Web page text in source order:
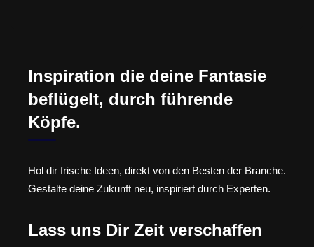
Inspiration die deine Fantasie
beflügelt, durch führende
Köpfe.
Hol dir frische Ideen, direkt von den Besten der Branche.
Gestalte deine Zukunft neu, inspiriert durch Experten.
Lass uns Dir Zeit verschaffen